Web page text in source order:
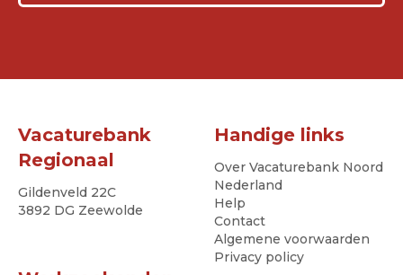
Vacaturebank
Regionaal
Gildenveld 22C
3892 DG Zeewolde
Handige links
Over Vacaturebank Noord
Nederland
Help
Contact
Algemene voorwaarden
Privacy policy